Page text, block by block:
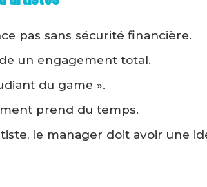
pas sans sécurité financière.
un engagement total.
du game ».
prend du temps.
le manager doit avoir une